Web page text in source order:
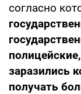
согласно
заразились
получать